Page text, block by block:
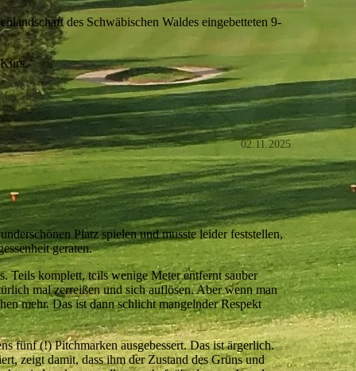
des Schwäbischen Waldes eingebetteten 9-
02.11.2025
Platz spielen und musste leider feststellen,
geraten.
Teils komplett, teils wenige Meter entfernt sauber
mal zerreißen und sich auflösen. Aber wenn man
mehr. Das ist dann schlicht mangelnder Respekt
fünf (!) Pitchmarken ausgebessert. Das ist ärgerlich.
zeigt damit, dass ihm der Zustand des Grüns und